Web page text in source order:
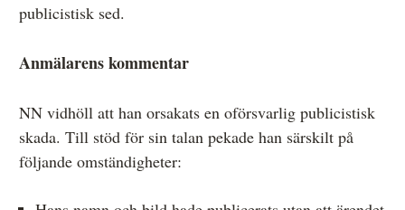
publicistisk sed.
Anmälarens kommentar
NN vidhöll att han orsakats en oförsvarlig publicistisk
skada. Till stöd för sin talan pekade han särskilt på
följande omständigheter: